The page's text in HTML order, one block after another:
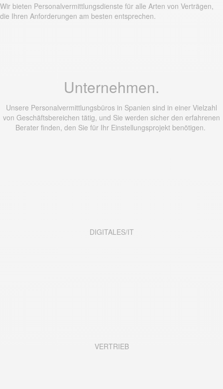
Wir bieten Personalvermittlungsdienste für alle Arten von Verträgen,
die Ihren Anforderungen am besten entsprechen.
Unternehmen.
Unsere Personalvermittlungsbüros in Spanien sind in einer Vielzahl
von Geschäftsbereichen tätig, und Sie werden sicher den erfahrenen
Berater finden, den Sie für Ihr Einstellungsprojekt benötigen.
DIGITALES/IT
VERTRIEB